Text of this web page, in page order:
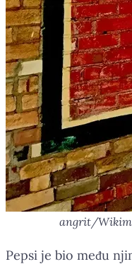
angrit/
Pepsi je bio među